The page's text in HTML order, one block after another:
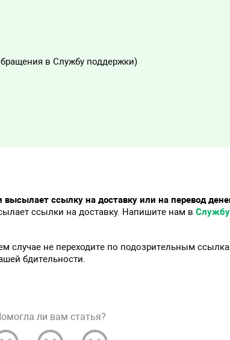
в Службу поддержки)
ссылку на доставку или на перевод
ссылки на доставку. Напишите нам в
случае не переходите по подозрительным
бдительности.
ли вам статья?